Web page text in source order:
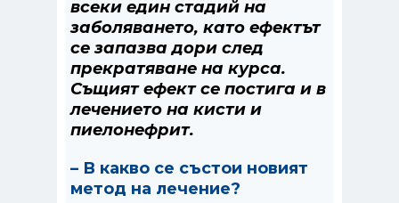
всеки един стадий на
заболяването, като ефектът
се запазва дори след
прекратяване на курса.
Същият ефект се постига и в
лечението на кисти и
пиелонефрит.
– В какво се състои новият
метод на лечение?